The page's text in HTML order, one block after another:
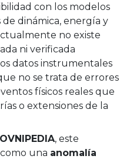
con los modelos
dinámica, energía y
no existe
ni verificada
datos instrumentales
no se trata de errores
físicos reales que
o extensiones de la
OVNIPEDIA, este
una anomalía